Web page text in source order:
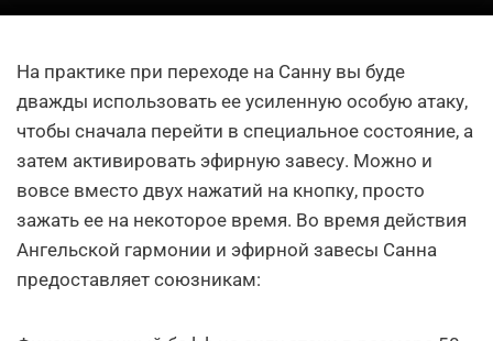
На практике при переходе на Санну вы буде
дважды использовать ее усиленную особую атаку,
чтобы сначала перейти в специальное состояние, а
затем активировать эфирную завесу. Можно и
вовсе вместо двух нажатий на кнопку, просто
зажать ее на некоторое время. Во время действия
Ангельской гармонии и эфирной завесы Санна